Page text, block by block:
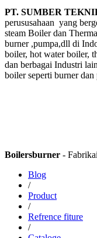
PT. SUMBER
perususahaan yang
steam Boiler dan
burner ,pumpa,dll di
boiler, hot water boiler,
dan berbagai Industri
boiler seperti burner
Boilersburner -
Blog
/
Product
/
Refrence fiture
/